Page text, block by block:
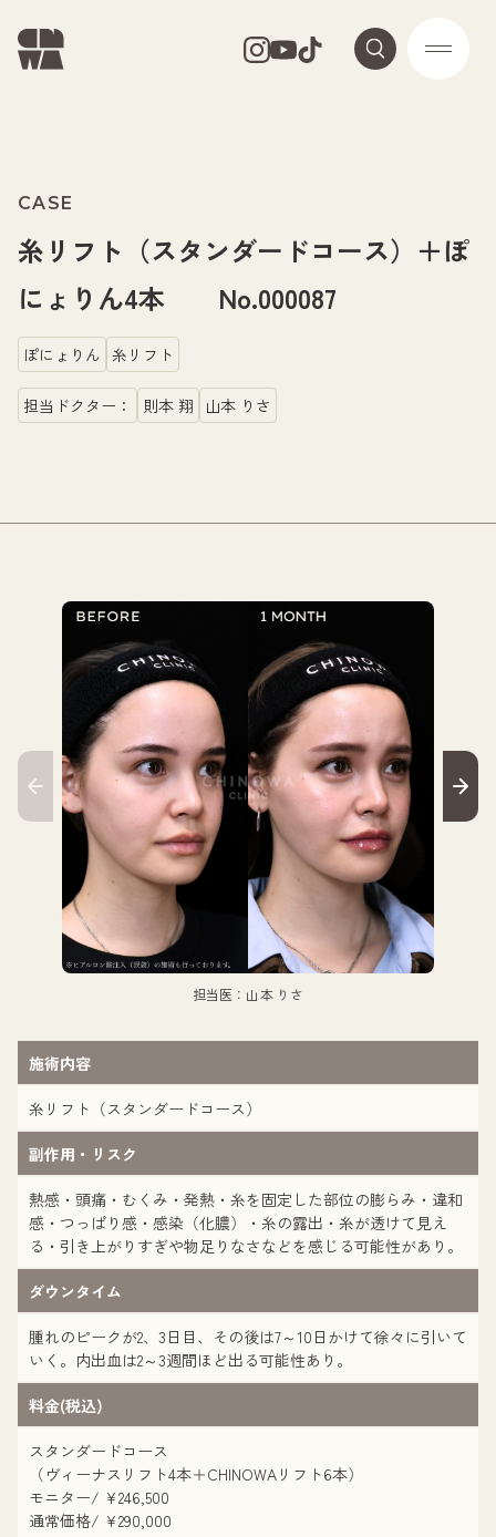
CASE
糸リフト（スタンダードコース）＋ぽ
にょりん4本 No.000087
ぽにょりん 糸リフト
担当ドクター： 則本 翔 山本 りさ
担当医：山本 りさ
施術内容
糸リフト（スタンダードコース）
副作用・リスク
熱感・頭痛・むくみ・発熱・糸を固定した部位の膨らみ・違和
感・つっぱり感・感染（化膿）・糸の露出・糸が透けて見え
る・引き上がりすぎや物足りなさなどを感じる可能性があり。
ダウンタイム
腫れのピークが2、3日目、その後は7～10日かけて徐々に引いて
いく。内出血は2～3週間ほど出る可能性あり。
料金(税込)
スタンダードコース
（ヴィーナスリフト4本＋CHINOWAリフト6本）
モニター/ ¥246,500
通常価格/ ¥290,000